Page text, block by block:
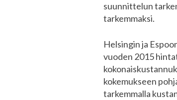
suunnittelun
tarkemmaksi.
Helsingin ja
vuoden 2015
kokemukseen
tarkemmalla